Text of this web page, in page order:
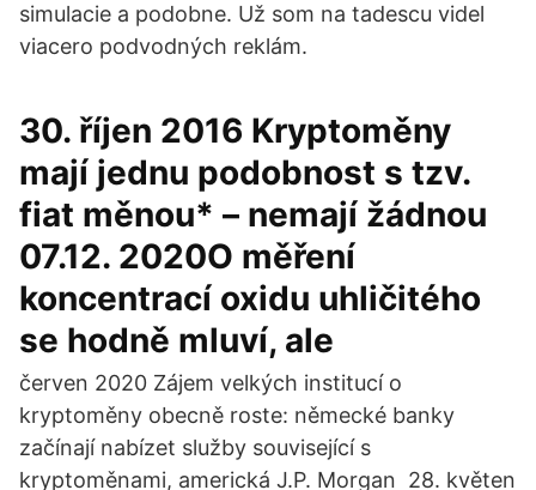
simulacie a podobne. Už som na tadescu videl
viacero podvodných reklám.
30. říjen 2016 Kryptoměny
mají jednu podobnost s tzv.
fiat měnou* – nemají žádnou
07.12. 2020O měření
koncentrací oxidu uhličitého
se hodně mluví, ale
červen 2020 Zájem velkých institucí o
kryptoměny obecně roste: německé banky
začínají nabízet služby související s
kryptoměnami, americká J.P. Morgan 28. květen